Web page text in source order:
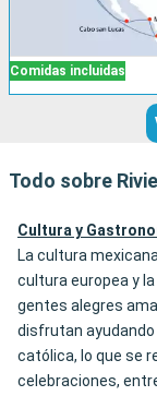
Comidas incluidas
Todo sobre
Cultura y
La cultura
cultura europea y
gentes alegres
disfrutan ayudando
católica, lo que se
celebraciones,